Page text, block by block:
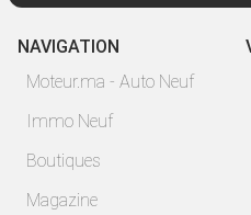
NAVIGATION
Moteur.ma - Auto Neuf
Immo Neuf
Boutiques
Magazine